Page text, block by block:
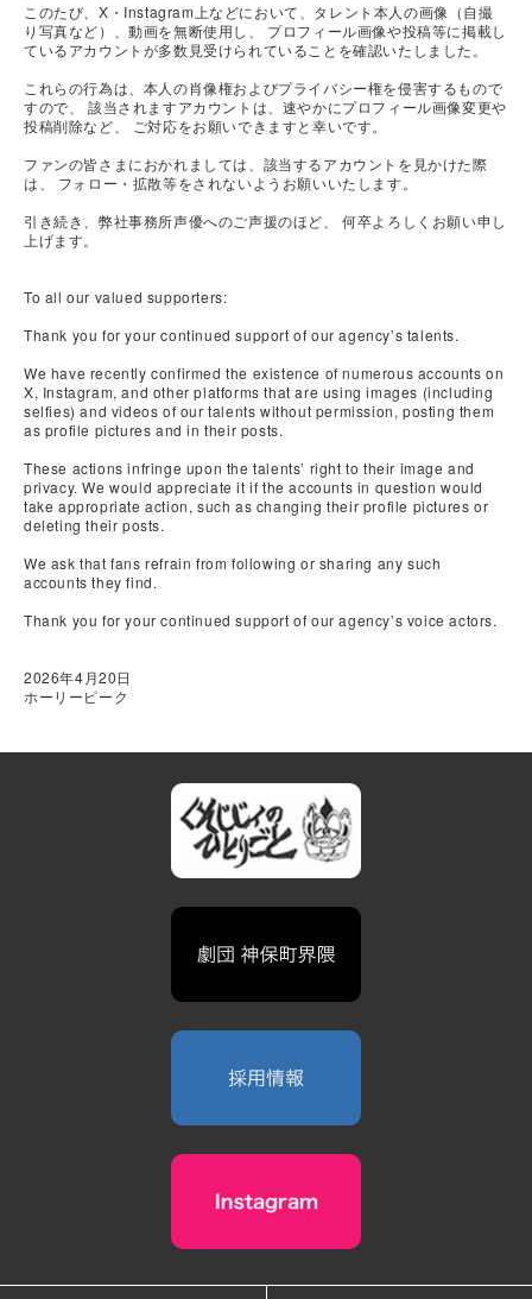
このたび、X・Instagram上などにおいて、タレント本人の画像（自撮
り写真など）、動画を無断使用し、 プロフィール画像や投稿等に掲載し
ているアカウントが多数見受けられていることを確認いたしました。
これらの行為は、本人の肖像権およびプライバシー権を侵害するもので
すので、 該当されますアカウントは、速やかにプロフィール画像変更や
投稿削除など、 ご対応をお願いできますと幸いです。
ファンの皆さまにおかれましては、該当するアカウントを見かけた際
は、 フォロー・拡散等をされないようお願いいたします。
引き続き、弊社事務所声優へのご声援のほど、 何卒よろしくお願い申し
上げます。
To all our valued supporters:
Thank you for your continued support of our agency’s talents.
We have recently confirmed the existence of numerous accounts on
X, Instagram, and other platforms that are using images (including
selfies) and videos of our talents without permission, posting them
as profile pictures and in their posts.
These actions infringe upon the talents’ right to their image and
privacy. We would appreciate it if the accounts in question would
take appropriate action, such as changing their profile pictures or
deleting their posts.
We ask that fans refrain from following or sharing any such
accounts they find.
Thank you for your continued support of our agency’s voice actors.
2026年4月20日
ホーリーピーク